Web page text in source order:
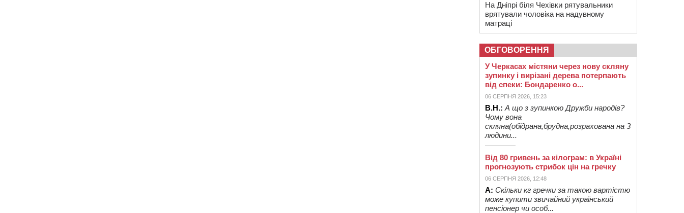
На Дніпрі біля Чехівки рятувальники
врятували чоловіка на надувному
матраці
ОБГОВОРЕННЯ
У Черкасах містяни через нову скляну
зупинку і вирізані дерева потерпають
від спеки: Бондаренко о...
06 СЕРПНЯ 2026, 15:23
В.Н.: А що з зупинкою Дружби народів?
Чому вона
скляна(обідрана,брудна,розрахована на 3
людини...
Від 80 гривень за кілограм: в Україні
прогнозують стрибок цін на гречку
06 СЕРПНЯ 2026, 12:48
А: Скільки кг гречки за такою вартістю
може купити звичайний український
пенсіонер чи особ...